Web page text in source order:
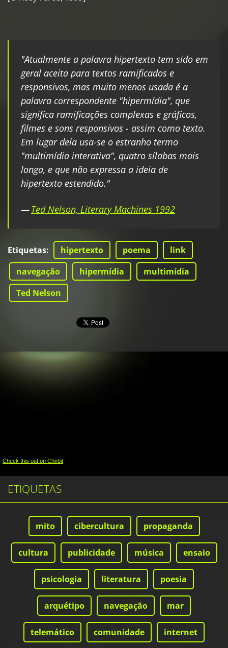
"Atualmente a palavra hipertexto tem sido em
geral aceita para textos ramificados e
responsivos, mas muito menos usada é a
palavra correspondente "hipermídia", que
significa ramificações complexas e gráficos,
filmes e sons responsivos - assim como texto.
Em lugar dela usa-se o estranho termo
"multimídia interativa", quatro sílabas mais
longa, e que não expressa a ideia de
hipertexto estendido."
—Ted Nelson, Literary Machines 1992
Etiquetas: hipertexto poema
link
navegação
hipermídia
multimídia
Ted Nelson
Check this out on Chirbit
ETIQUETAS
mito cibercultura propaganda
cultura publicidade música ensaio
psicologia literatura poesia
arquétipo navegação mar
telemático comunidade internet